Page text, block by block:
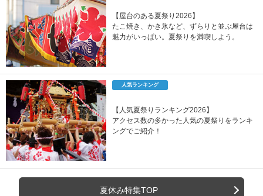
【屋台のある夏祭り2026】
たこ焼き、かき氷など、ずらりと並ぶ屋台は
魅力がいっぱい。夏祭りを満喫しよう。
人気ランキング
【人気夏祭りランキング2026】
アクセス数の多かった人気の夏祭りをランキ
ングでご紹介！
夏休み特集TOP